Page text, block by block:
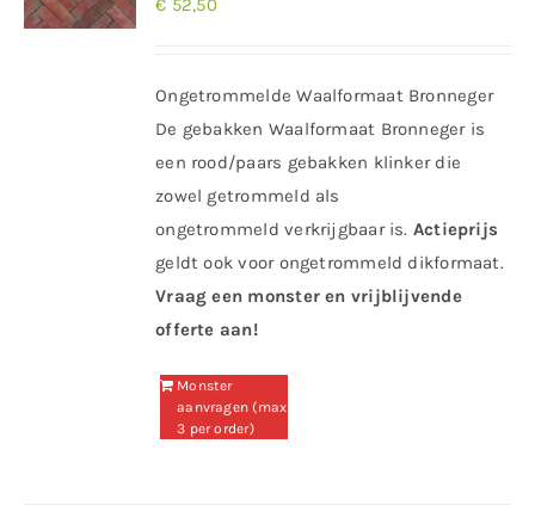
€ 52,50
Ongetrommelde Waalformaat Bronneger
De gebakken Waalformaat Bronneger is
een rood/paars gebakken klinker die
zowel getrommeld als
ongetrommeld verkrijgbaar is. Actieprijs
geldt ook voor ongetrommeld dikformaat.
Vraag een monster en vrijblijvende
offerte aan!
Monster
aanvragen (max
3 per order)